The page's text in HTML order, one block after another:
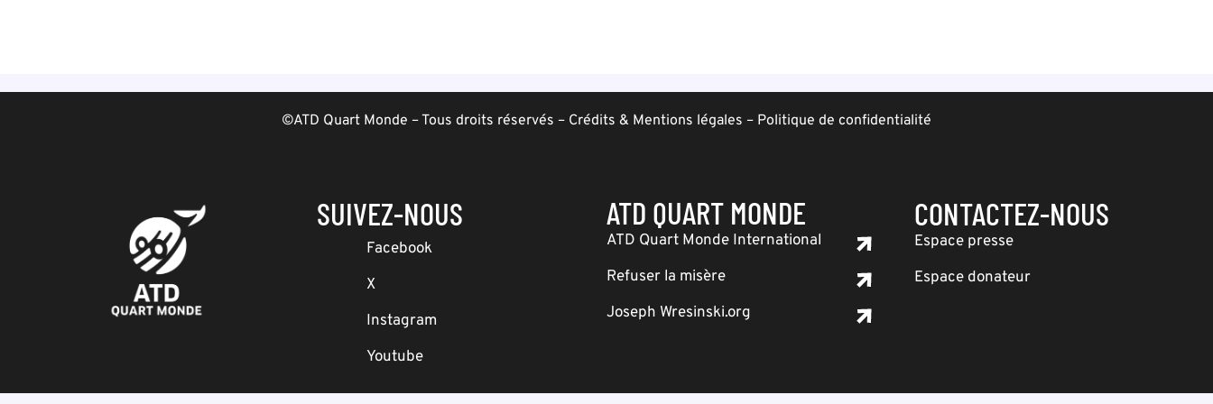
©ATD Quart Monde – Tous droits réservés – Crédits & Mentions légales – Politique de confidentialité
SUIVEZ-NOUS
Facebook
X
Instagram
Youtube
ATD QUART MONDE
ATD Quart Monde International
Refuser la misère
Joseph Wresinski.org
CONTACTEZ-NOUS
Espace presse
Espace donateur